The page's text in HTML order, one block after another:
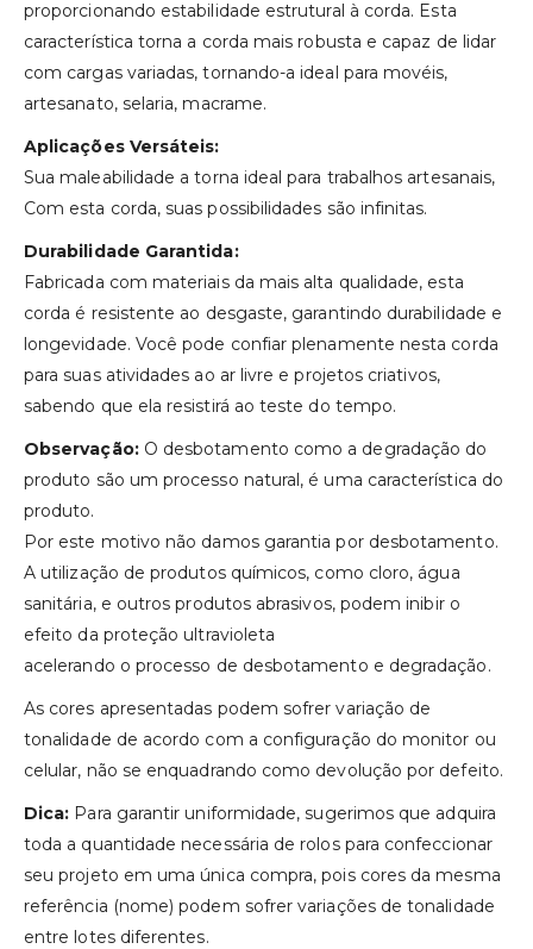
proporcionando estabilidade estrutural à corda. Esta
característica torna a corda mais robusta e capaz de lidar
com cargas variadas, tornando-a ideal para movéis,
artesanato, selaria, macrame.
Aplicações Versáteis:
Sua maleabilidade a torna ideal para trabalhos artesanais,
Com esta corda, suas possibilidades são infinitas.
Durabilidade Garantida:
Fabricada com materiais da mais alta qualidade, esta
corda é resistente ao desgaste, garantindo durabilidade e
longevidade. Você pode confiar plenamente nesta corda
para suas atividades ao ar livre e projetos criativos,
sabendo que ela resistirá ao teste do tempo.
Observação:O desbotamento como a degradação do
produto são um processo natural, é uma característica do
produto.
Por este motivo não damos garantia por desbotamento.
A utilização de produtos químicos, como cloro, água
sanitária, e outros produtos abrasivos, podem inibir o
efeito da proteção ultravioleta
acelerando o processo de desbotamento e degradação.
As cores apresentadas podem sofrer variação de
tonalidade de acordo com a configuração do monitor ou
celular, não se enquadrando como devolução por defeito.
Dica: Para garantir uniformidade, sugerimos que adquira
toda a quantidade necessária de rolos para confeccionar
seu projeto em uma única compra, pois cores da mesma
referência (nome) podem sofrer variações de tonalidade
entre lotes diferentes.